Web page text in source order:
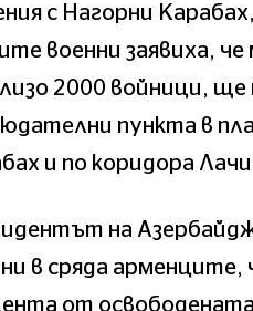
с Нагорни
военни заявиха,
2000 войници, ще
пункта в
и по коридора
на
в сряда
от